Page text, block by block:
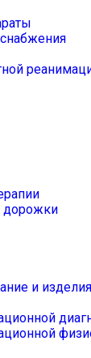
дорожки
и изделия